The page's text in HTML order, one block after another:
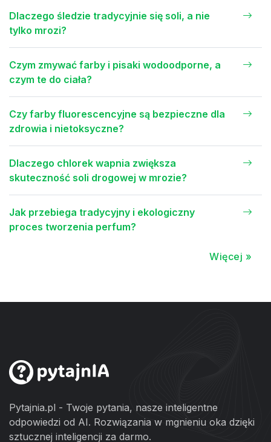
Dlaczego śledzie tradycyjnie się soli, a nie
tylko mrozi?
Czym zmywać farby i pisaki wodoodporne, a
czym te do ciała?
Czy farby fluorescencyjne są bezpieczne dla
zdrowia i nietoksyczne?
Dlaczego chlorek wapnia zwiększa
skuteczność soli drogowej w mrozie?
Jak przebiega tradycyjny i ekologiczny
proces tworzenia perfum?
Więcej »
Pytajnia.pl - Twoje pytania, nasze inteligentne
odpowiedzi od AI. Rozwiązania w mgnieniu oka dzięki
sztucznej inteligencji za darmo.